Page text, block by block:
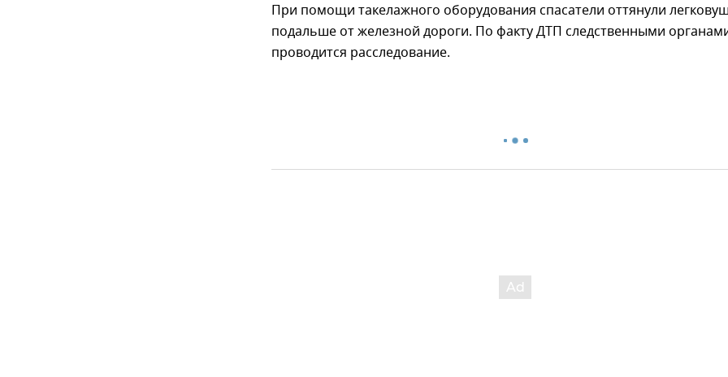
При помощи такелажного оборудования спасатели оттянули
подальше от железной дороги. По факту ДТП следственными
проводится расследование.